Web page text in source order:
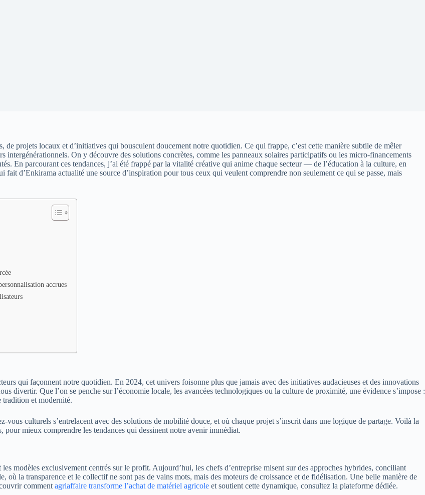
projets locaux et d’initiatives qui bousculent doucement notre quotidien. Ce qui frappe, c’est cette manière subtile de mêler
intergénérationnels. On y découvre des solutions concrètes, comme les panneaux solaires participatifs ou les micro-financements
En parcourant ces tendances, j’ai été frappé par la vitalité créative qui anime chaque secteur — de l’éducation à la culture, en
fait d’Enkirama actualité une source d’inspiration pour tous ceux qui veulent comprendre non seulement ce qui se passe, mais
accrues
qui façonnent notre quotidien. En 2024, cet univers foisonne plus que jamais avec des initiatives audacieuses et des innovations
divertir. Que l’on se penche sur l’économie locale, les avancées technologiques ou la culture de proximité, une évidence s’impose :
tradition et modernité.
culturels s’entrelacent avec des solutions de mobilité douce, et où chaque projet s’inscrit dans une logique de partage. Voilà la
mieux comprendre les tendances qui dessinent notre avenir immédiat.
modèles exclusivement centrés sur le profit. Aujourd’hui, les chefs d’entreprise misent sur des approches hybrides, conciliant
où la transparence et le collectif ne sont pas de vains mots, mais des moteurs de croissance et de fidélisation. Une belle manière de
comment agriaffaire transforme l’achat de matériel agricole et soutient cette dynamique, consultez la plateforme dédiée.